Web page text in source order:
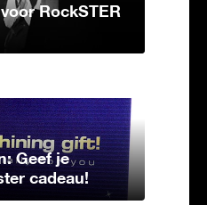
RockSTER
Geef je
cadeau!